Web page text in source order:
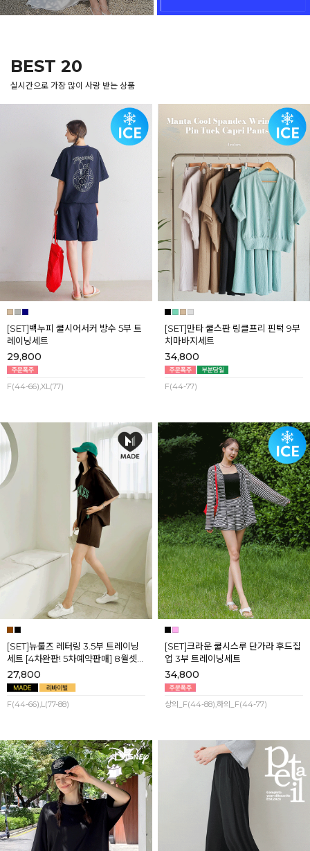
BEST 20
실시간으로 가장 많이 사랑 받는 상품
[SET]백누피 쿨시어서커 방수 5부 트
레이닝세트
29,800
F(44-66),XL(77)
[SET]만타 쿨스판 링클프리 핀턱 9부
치마바지세트
34,800
F(44-77)
[SET]뉴룰즈 레터링 3.5부 트레이닝
세트 [4차완판! 5차예약판매] 8월셋
째주 순차배송
27,800
F(44-66),L(77-88)
[SET]크라운 쿨시스루 단가라 후드집
업 3부 트레이닝세트
34,800
상의_F(44-88),하의_F(44-77)